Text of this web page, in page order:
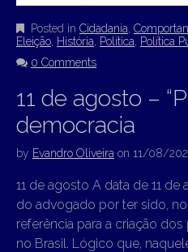
Posted in Cidadania
Eleição História Política Política
0 Comments
11 de agosto –
democracia
by Evandro Oliveira on 11/08/
11 de agosto A data de 11
do advogado por ter sido,
referência para a criação
no Brasil. Lógico que,